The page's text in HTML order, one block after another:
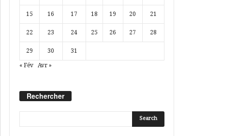
15 16 17 18 19 20 21
22 23 24 25 26 27 28
29 30 31
« Fév Avr »
Rechercher